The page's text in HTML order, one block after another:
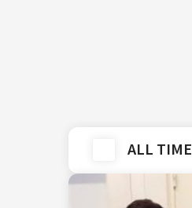
ALL TIME